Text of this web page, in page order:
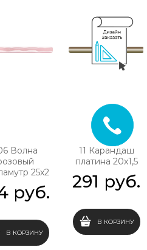
Волна
25х2
руб.
В КОРЗИНУ
11 Карандаш
платина 20х1,5
291 руб.
В КОРЗИНУ